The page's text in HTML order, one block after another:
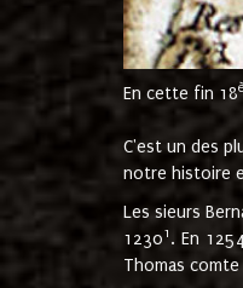
En cette fin 18
C'est un des
notre histoire
Les sieurs
12301 . En
Thomas comte